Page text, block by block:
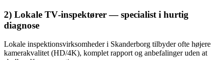
2) Lokale TV‑inspektører — specialist i hurtig
diagnose
Lokale inspektionsvirksomheder i Skanderborg tilbyder ofte højere
kamerakvalitet (HD/4K), komplet rapport og anbefalinger uden at